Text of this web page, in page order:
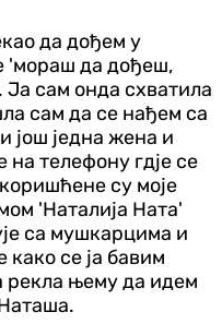
да дођем у
'мораш да дођеш,
Ја сам онда схватила
сам да се нађем са
још једна жена и
телефону гдје се
су моје
'Наталија Ната'
са мушкарцима и
се ја бавим
рекла њему да идем